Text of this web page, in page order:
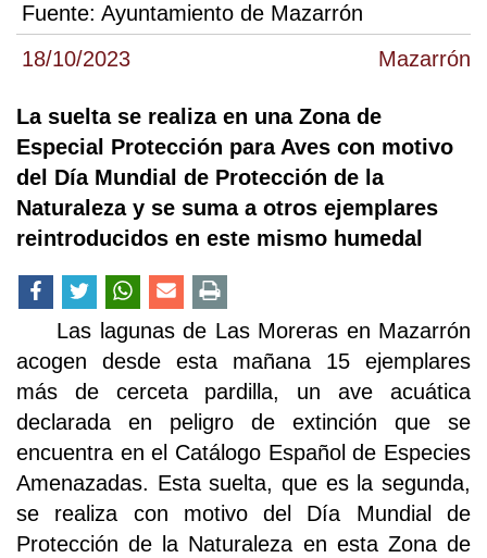
18/10/2023 Mazarrón
Fuente: Ayuntamiento de Mazarrón
La suelta se realiza en una Zona de
Especial Protección para Aves con motivo
del Día Mundial de Protección de la
Naturaleza y se suma a otros ejemplares
reintroducidos en este mismo humedal
Las lagunas de Las Moreras en Mazarrón
acogen desde esta mañana 15 ejemplares
más de cerceta pardilla, un ave acuática
declarada en peligro de extinción que se
encuentra en el Catálogo Español de Especies
Amenazadas. Esta suelta, que es la segunda,
se realiza con motivo del Día Mundial de
Protección de la Naturaleza en esta Zona de